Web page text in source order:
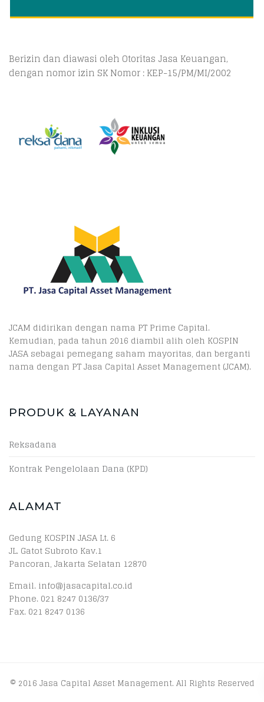
Berizin dan diawasi oleh Otoritas Jasa Keuangan,
dengan nomor izin SK Nomor : KEP-15/PM/MI/2002
JCAM didirikan dengan nama PT Prime Capital.
Kemudian, pada tahun 2016 diambil alih oleh KOSPIN
JASA sebagai pemegang saham mayoritas, dan berganti
nama dengan PT Jasa Capital Asset Management (JCAM).
PRODUK & LAYANAN
Reksadana
Kontrak Pengelolaan Dana (KPD)
ALAMAT
Gedung KOSPIN JASA Lt. 6
JL. Gatot Subroto Kav.1
Pancoran, Jakarta Selatan 12870
Email. info@jasacapital.co.id
Phone. 021 8247 0136/37
Fax. 021 8247 0136
© 2016 Jasa Capital Asset Management. All Rights Reserved